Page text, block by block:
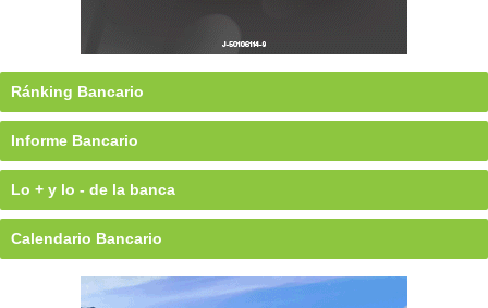
Ránking Bancario
Informe Bancario
Lo + y lo - de la banca
Calendario Bancario